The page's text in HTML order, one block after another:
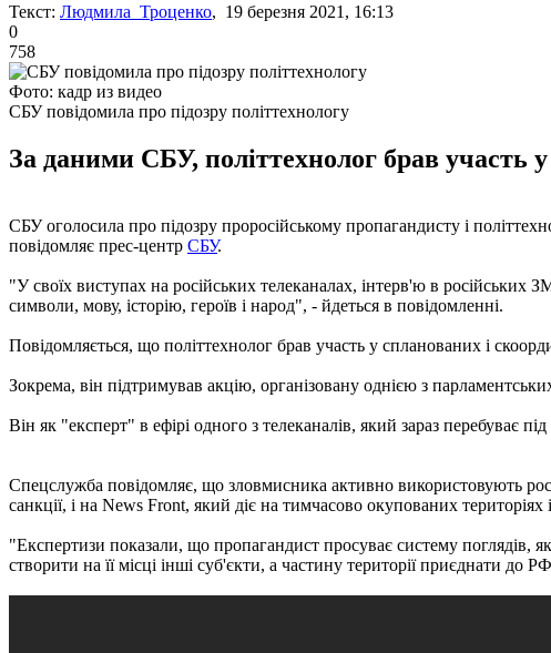
Текст: Людмила Троценко, 19 березня 2021, 16:13
0
758
Фото: кадр из видео
СБУ повідомила про підозру політтехнологу
За даними СБУ, політтехнолог брав участь
СБУ оголосила про підозру проросійському пропагандисту і
повідомляє прес-центр СБУ.
"У своїх виступах на російських телеканалах, інтерв'ю в російських
символи, мову, історію, героїв і народ", - йдеться в повідомленні.
Повідомляється, що політтехнолог брав участь у спланованих і
Зокрема, він підтримував акцію, організовану однією з
Він як "експерт" в ефірі одного з телеканалів, який зараз перебуває
Спецслужба повідомляє, що зловмисника активно використовують
санкції, і на News Front, який діє на тимчасово окупованих територіях
"Експертизи показали, що пропагандист просуває систему поглядів,
створити на її місці інші суб'єкти, а частину території приєднати до